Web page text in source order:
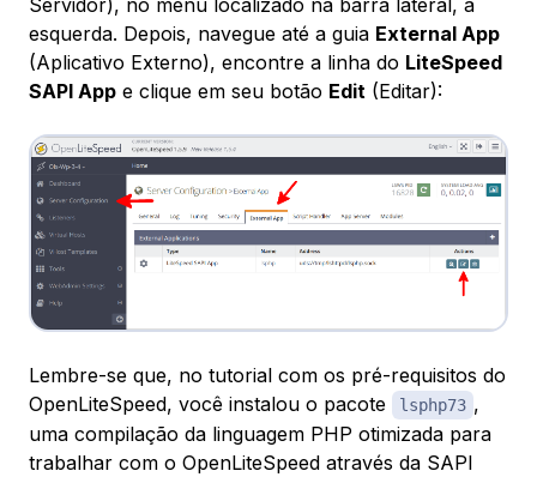
esquerda. Depois, navegue até a guia External App
(Aplicativo Externo), encontre a linha do LiteSpeed
SAPI App e clique em seu botão Edit (Editar):
Lembre-se que, no tutorial com os pré-requisitos do
OpenLiteSpeed, você instalou o pacote
lsphp73 ,
uma compilação da linguagem PHP otimizada para
trabalhar com o OpenLiteSpeed através da SAPI